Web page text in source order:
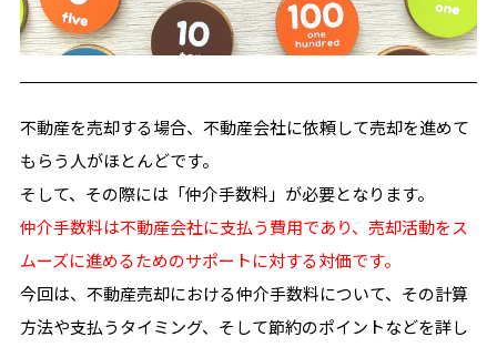
不動産を売却する場合、不動産会社に依頼して売却を進めて
もらう人がほとんどです。
そして、その際には「仲介手数料」が必要となります。
仲介手数料は不動産会社に支払う費用であり、売却活動をス
ムーズに進めるためのサポートに対する対価です。
今回は、不動産売却における仲介手数料について、その計算
方法や支払うタイミング、そして節約のポイントなどを詳し